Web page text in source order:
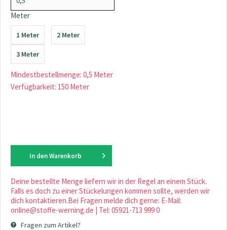
Meter
1 Meter 2 Meter
3 Meter
Mindestbestellmenge: 0,5 Meter
Verfügbarkeit: 150 Meter
In den Warenkorb
Deine bestellte Menge liefern wir in der Regel an einem Stück.
Falls es doch zu einer Stückelungen kommen sollte, werden wir
dich kontaktieren.Bei Fragen melde dich gerne: E-Mail:
online@stoffe-werning.de | Tel: 05921-713 999 0
Fragen zum Artikel?